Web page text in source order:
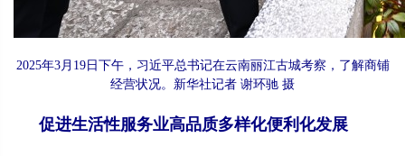
2025年3月19日下午，习近平总书记在云南丽江古城考察，了解商铺
经营状况。新华社记者 谢环驰 摄
促进生活性服务业高品质多样化便利化发展